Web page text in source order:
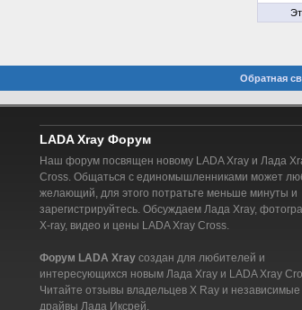
Обратная
LADA Xray Форум
Наш форум посвящен новому LADA Xray и Лада
Cross. Общаться с единомышленниками может
желающий, для этого потратьте меньше минуты и
зарегистрируйтесь. Обсуждаем Лада Xray,
X-ray, видео и цены LADA Xray Cross.
Форум LADA Xray создан для любителей и
интересующихся новым Лада Xray и LADA Xray
Читайте отзывы владельцев X Ray и независимые
драйвы Лада Иксрей.